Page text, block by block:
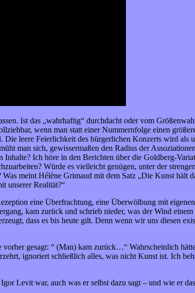
Ist das „wahrhaftig“ durchdacht oder vom
wenn man statt einer Nummernfolge einen
leere Feierlichkeit des bürgerlichen Konzerts wird
man sich, gewissermaßen den Radius der
Ich höre in den Berichten über die Goldberg-
Würde es vielleicht genügen, unter der
Was meint Hélène Grimaud mit dem Satz „Die Kunst
unserer Realität?“
eine Überfrachtung, eine Überwölbung mit
kam zurück und schrieb nieder, was der Wind
dass es bis heute gilt. Denn wenn wir uns diesen
gesagt: “ (Man) kam zurück…“ Wahrscheinlich
ignoriert schließlich alles, was nicht Kunst ist. Ich
Levit war, auch was er selbst dazu sagt – und wie er